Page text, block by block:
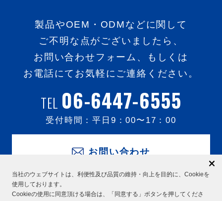
製品やOEM・ODMなどに関して
ご不明な点がございましたら、
お問い合わせフォーム、もしくは
お電話にてお気軽にご連絡ください。
TEL 06-6447-6555
受付時間：平日 9：00〜 17：00
お問い合わせ
当社のウェブサイトは、利便性及び品質の維持・向上を目的に、Cookieを
使用しております。
Cookieの使用に同意頂ける場合は、「同意する」ボタンを押してくださ